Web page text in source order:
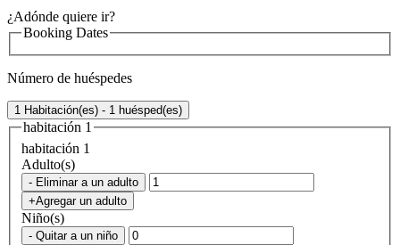
¿Adónde quiere ir?
Booking Dates
Número de huéspedes
1 Habitación(es) - 1 huésped(es)
habitación 1
habitación 1
Adulto(s)
- Eliminar a un adulto
+Agregar un adulto
Niño(s)
- Quitar a un niño